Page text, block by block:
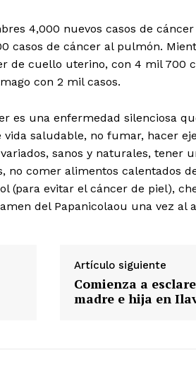
Nosotros
4,000 nuevos casos de
casos de cáncer al pulmón.
de cuello uterino, con 4 mil 700
con 2 mil casos.
es una enfermedad silenciosa
saludable, no fumar, hacer
sanos y naturales, tener
no comer alimentos calentados
(para evitar el cáncer de piel),
del Papanicolaou una vez al
Artículo siguiente
Comienza a
madre e hija en